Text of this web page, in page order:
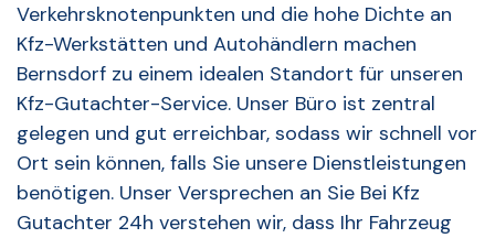
Verkehrsknotenpunkten und die hohe Dichte an
Kfz-Werkstätten und Autohändlern machen
Bernsdorf zu einem idealen Standort für unseren
Kfz-Gutachter-Service. Unser Büro ist zentral
gelegen und gut erreichbar, sodass wir schnell vor
Ort sein können, falls Sie unsere Dienstleistungen
benötigen. Unser Versprechen an Sie Bei Kfz
Gutachter 24h verstehen wir, dass Ihr Fahrzeug